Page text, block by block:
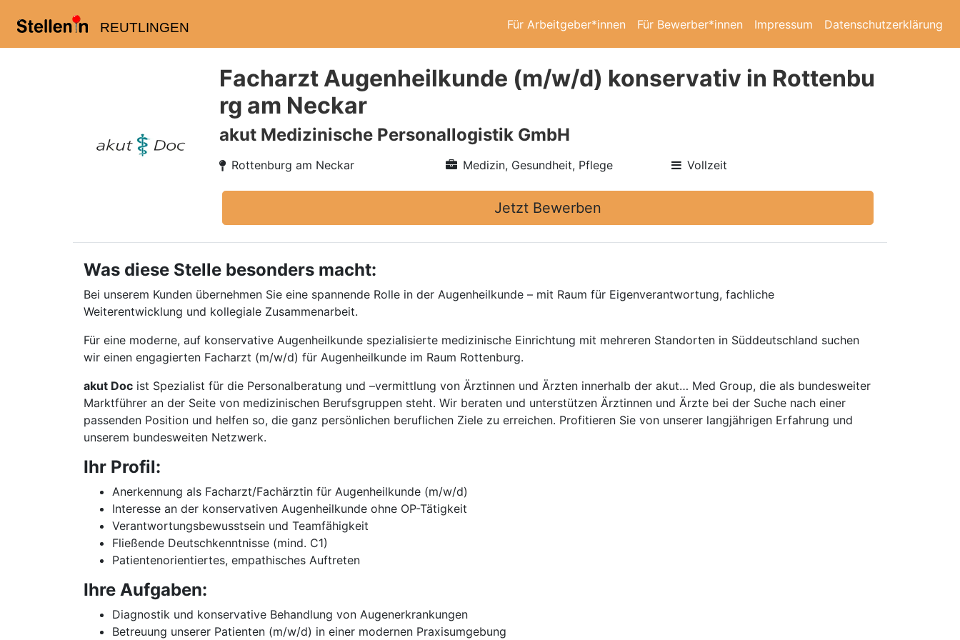
REUTLINGEN Für Arbeitgeber*innen Für Bewerber*innen Impressum Datenschutzerklärung
Facharzt Augenheilkunde (m/w/d) konservativ in Rottenbu
rg am Neckar
akut Medizinische Personallogistik GmbH
Rottenburg am Neckar Medizin, Gesundheit, Pflege Vollzeit
Jetzt Bewerben
Was diese Stelle besonders macht:
Bei unserem Kunden übernehmen Sie eine spannende Rolle in der Augenheilkunde – mit Raum für Eigenverantwortung, fachliche
Weiterentwicklung und kollegiale Zusammenarbeit.
Für eine moderne, auf konservative Augenheilkunde spezialisierte medizinische Einrichtung mit mehreren Standorten in Süddeutschland suchen
wir einen engagierten Facharzt (m/w/d) für Augenheilkunde im Raum Rottenburg.
akut Doc ist Spezialist für die Personalberatung und –vermittlung von Ärztinnen und Ärzten innerhalb der akut… Med Group, die als bundesweiter
Marktführer an der Seite von medizinischen Berufsgruppen steht. Wir beraten und unterstützen Ärztinnen und Ärzte bei der Suche nach einer
passenden Position und helfen so, die ganz persönlichen beruflichen Ziele zu erreichen. Profitieren Sie von unserer langjährigen Erfahrung und
unserem bundesweiten Netzwerk.
Ihr Profil:
Anerkennung als Facharzt/Fachärztin für Augenheilkunde (m/w/d)
Interesse an der konservativen Augenheilkunde ohne OP-Tätigkeit
Verantwortungsbewusstsein und Teamfähigkeit
Fließende Deutschkenntnisse (mind. C1)
Patientenorientiertes, empathisches Auftreten
Ihre Aufgaben:
Diagnostik und konservative Behandlung von Augenerkrankungen
Betreuung unserer Patienten (m/w/d) in einer modernen Praxisumgebung